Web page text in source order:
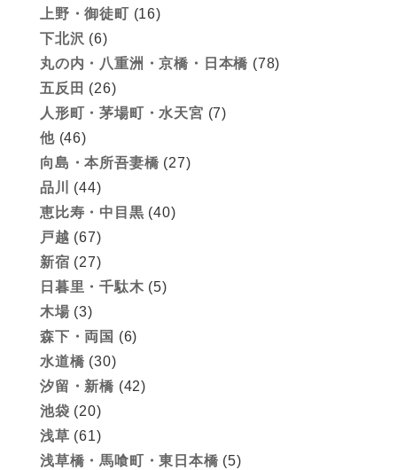
上野・御徒町 (16)
下北沢 (6)
丸の内・八重洲・京橋・日本橋 (78)
五反田 (26)
人形町・茅場町・水天宮 (7)
他(46)
向島・本所吾妻橋 (27)
品川
(44)
恵比寿・中目黒 (40)
戸越 (67)
新宿 (27)
日暮里・千駄木 (5)
木場 (3)
森下・両国 (6)
水道橋 (30)
汐留・新橋 (42)
池袋 (20)
浅草 (61)
浅草橋・馬喰町・東日本橋 (5)